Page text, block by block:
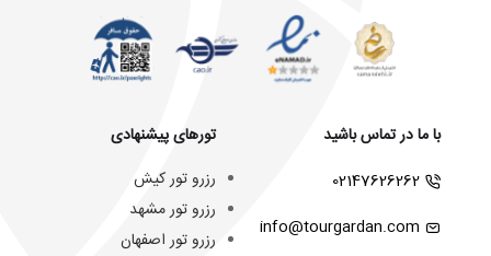
با ما در تماس باشید
02147626262
info@tourgardan.com
تورهای پیشنهادی
رزرو تور کیش
رزرو تور مشهد
رزرو تور اصفهان